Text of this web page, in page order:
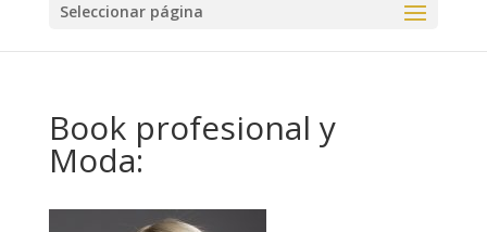
Seleccionar página
Book profesional y
Moda: